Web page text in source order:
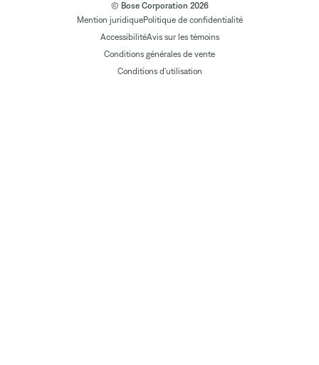
© Bose Corporation 2026
Mention juridiquePolitique de confidentialité
AccessibilitéAvis sur les témoins
Conditions générales de vente
Conditions d'utilisation